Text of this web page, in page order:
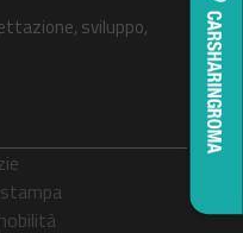
sviluppo,